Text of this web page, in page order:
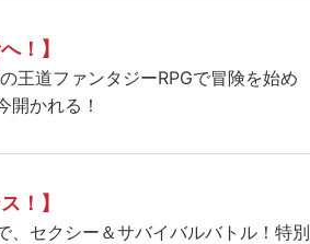
！】
王道ファンタジーRPGで冒険を始め
開かれる！
！】
、セクシー＆サバイバルバトル！特別